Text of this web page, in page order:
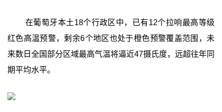
在葡萄牙本土18个行政区中，已有12个拉响最高等级
红色高温预警，剩余6个地区也处于橙色预警覆盖范围，未
来数日全国部分区域最高气温将逼近47摄氏度，远超往年同
期平均水平。